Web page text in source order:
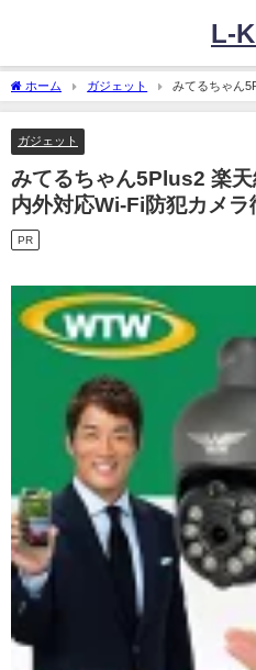
L-
ホーム ガジェット
みてるちゃん
応Wi-Fi防犯カメラ徹底解説
ガジェット
みてるちゃん5Plus2 楽
内外対応Wi-Fi防犯カメラ
PR